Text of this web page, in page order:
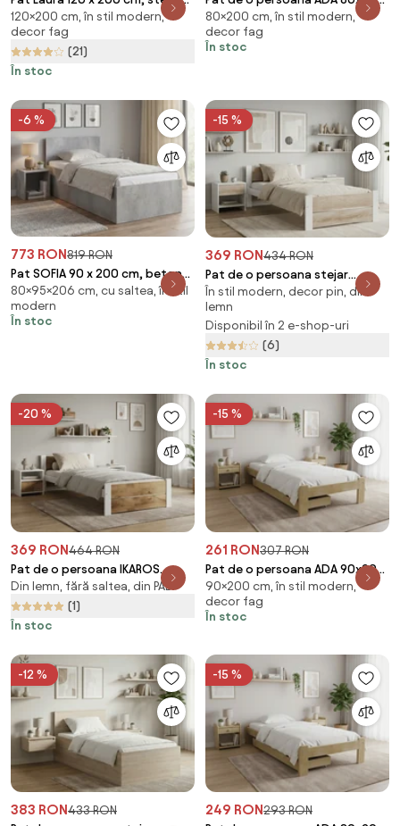
Saltele: Fara saltea, Somiera
pat: Cu lamele drepte
120×200 cm, în stil modern,
decor fag
(21)
În stoc
cm stejar Saltele: Fara saltea,
Somiera pat: Cu lamele drepte
80×200 cm, în stil modern,
decor fag
În stoc
-6 %
773 RON819 RON
Pat SOFIA 90 x 200 cm, beton
Saltele: Cu saltele Deluxe 10
cm, Somiera pat: Cu lamele
drepte
80×95×206 cm, cu saltea, în stil
modern
În stoc
-15 %
369 RON434 RON
Pat de o persoana stejar
sonoma/alb, IKAROS DOUBLE 90
x 200 cm Saltele: Fara saltea,
Somiera pat: Cu lamele drepte
În stil modern, decor pin, din
lemn
Disponibil în 2 e-shop-uri
(6)
În stoc
-20 %
369 RON464 RON
Pat de o persoana IKAROS
DOUBLE 90 x 200 cm, stejar
artisan/alb Saltele: Fara saltea,
Somiera pat: Cu lamele drepte
Din lemn, fără saltea, din PAL
(1)
În stoc
-15 %
261 RON307 RON
Pat de o persoana ADA 90x200
cm, pin Saltele: Fara saltea,
Somiera pat: Fara somiera
90×200 cm, în stil modern,
decor fag
În stoc
-12 %
383 RON433 RON
-15 %
249 RON293 RON